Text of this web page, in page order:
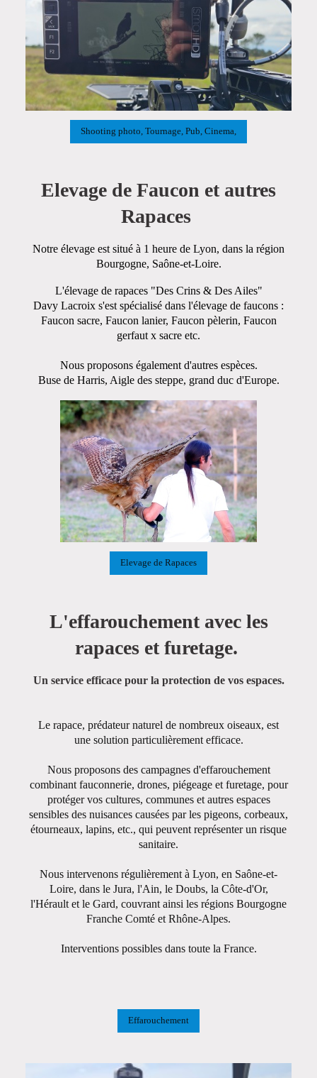
Shooting photo, Tournage, Pub, Cinema,
Elevage de Faucon et autres
Rapaces
Notre élevage est situé à 1 heure de Lyon, dans la région
Bourgogne, Saône-et-Loire.
L'élevage de rapaces "Des Crins & Des Ailes"
Davy Lacroix s'est spécialisé dans l'élevage de faucons :
Faucon sacre, Faucon lanier, Faucon pèlerin, Faucon
gerfaut x sacre etc.
Nous proposons également d'autres espèces.
Buse de Harris, Aigle des steppe, grand duc d'Europe.
Elevage de Rapaces
L'effarouchement avec les
rapaces et furetage.
Un service efficace pour la protection de vos espaces.
Le rapace, prédateur naturel de nombreux oiseaux, est
une solution particulièrement efficace.
Nous proposons des campagnes d'effarouchement
combinant fauconnerie, drones, piégeage et furetage, pour
protéger vos cultures, communes et autres espaces
sensibles des nuisances causées par les pigeons, corbeaux,
étourneaux, lapins, etc., qui peuvent représenter un risque
sanitaire.
Nous intervenons régulièrement à Lyon, en Saône-et-
Loire, dans le Jura, l'Ain, le Doubs, la Côte-d'Or,
l'Hérault et le Gard, couvrant ainsi les régions Bourgogne
Franche Comté et Rhône-Alpes.
Interventions possibles dans toute la France.
Effarouchement